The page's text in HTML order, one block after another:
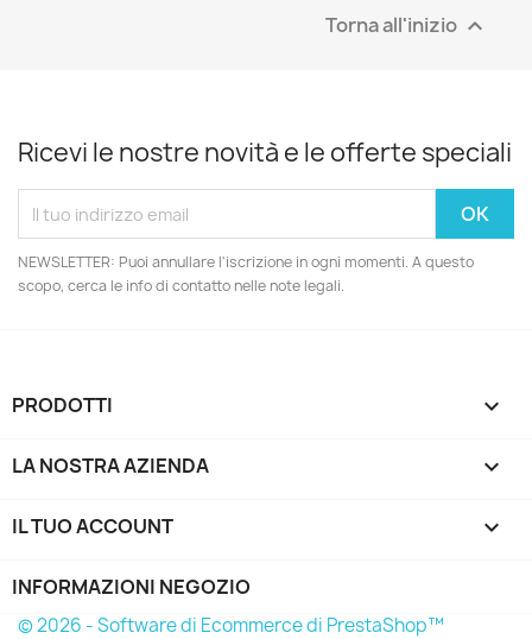
Torna all'inizio 
Ricevi le nostre novità e le offerte speciali
NEWSLETTER: Puoi annullare l'iscrizione in ogni momenti. A questo
scopo, cerca le info di contatto nelle note legali.
PRODOTTI 
LA NOSTRA AZIENDA 
IL TUO ACCOUNT 
INFORMAZIONI NEGOZIO
© 2026 - Software di Ecommerce di PrestaShop™